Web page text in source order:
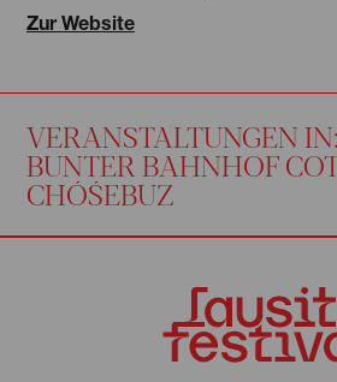
Zur Website
VERANSTALTUNGEN
BUNTER BAHNHOF
CHÓŚEBUZ